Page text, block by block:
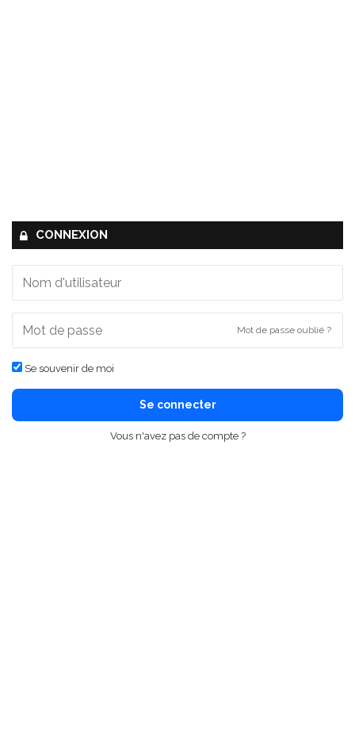
CONNEXION
Mot de passe oublié ?
Se souvenir de moi
Se connecter
Vous n'avez pas de compte ?